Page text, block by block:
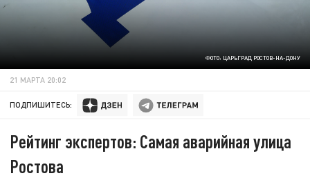
ФОТО: ЦАРЬГРАД РОСТОВ-НА-ДОНУ
21 МАРТА 20:02
ПОДПИШИТЕСЬ:
Рейтинг экспертов: Самая аварийная улица
Ростова